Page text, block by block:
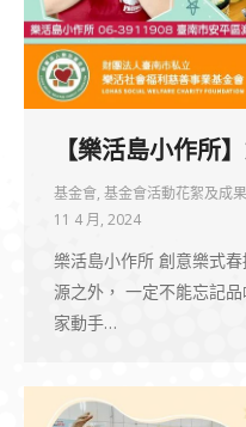
【樂活島小作所
基金會, 基金會活動花絮及成果
11 4 月, 2024
樂活島小作所 創意樂式
源之外， 一定不能忘記
家動手…